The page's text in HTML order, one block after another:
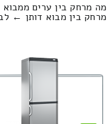
מה מרחק בין ערים ממבוא
מרחק בין מבוא דותן ← לבית דגן הוא